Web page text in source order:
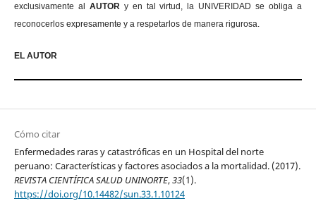
exclusivamente al AUTOR y en tal virtud, la UNIVERIDAD se obliga a
reconocerlos expresamente y a respetarlos de manera rigurosa.
EL AUTOR
Cómo citar
Enfermedades raras y catastróficas en un Hospital del norte
peruano: Características y factores asociados a la mortalidad. (2017).
REVISTA CIENTÍFICA SALUD UNINORTE,33(1).
https://doi.org/10.14482/sun.33.1.10124